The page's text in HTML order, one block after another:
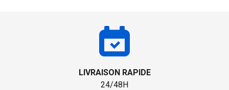
LIVRAISON RAPIDE
24/48H